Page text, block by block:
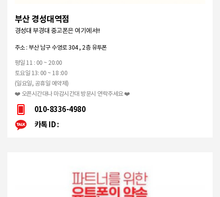
부산 경성대역점
경성대 부경대 중고폰은 여기에서!!
주소 : 부산 남구 수영로 304 , 2층 유투폰
평일 11 : 00 ~ 20:00
토요일 13: 00 ~ 18 :00
(일요일, 공휴일 예약제)
❤️ 오픈시간대나 마감시간대 방문시 연락주세요 ❤️
010-8336-4980
카톡 ID :